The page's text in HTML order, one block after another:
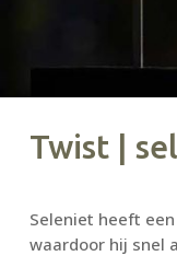
Twist |
Seleniet heeft
waardoor hij snel